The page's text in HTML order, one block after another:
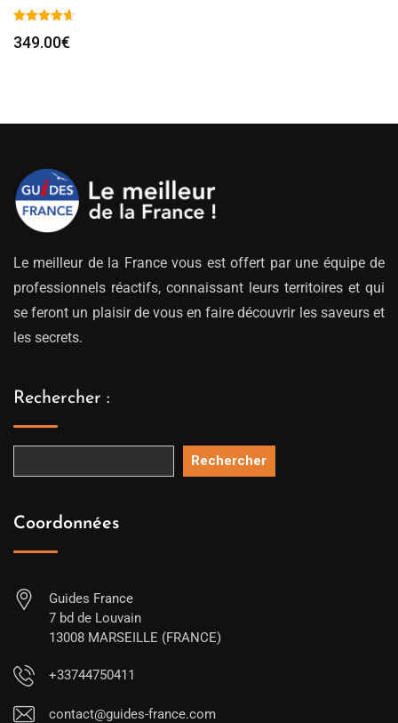
349.00€
Le meilleur de la France vous est offert par une équipe de
professionnels réactifs, connaissant leurs territoires et qui
se feront un plaisir de vous en faire découvrir les saveurs et
les secrets.
Rechercher :
Rechercher
Coordonnées
Guides France
7 bd de Louvain
13008 MARSEILLE (FRANCE)
+33744750411
contact@guides-france.com